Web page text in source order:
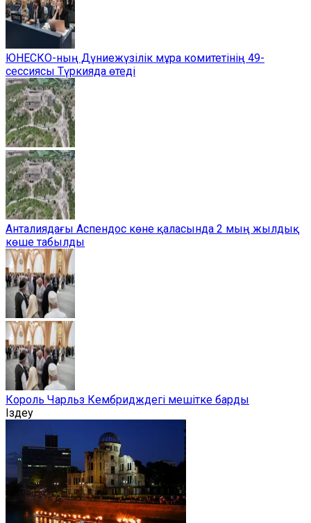
ЮНЕСКО-ның Дүниежүзілік мұра комитетінің 49-
сессиясы Түркияда өтеді
Анталиядағы Аспендос көне қаласында 2 мың жылдық
көше табылды
Король Чарльз Кембридждегі мешітке барды
Іздеу